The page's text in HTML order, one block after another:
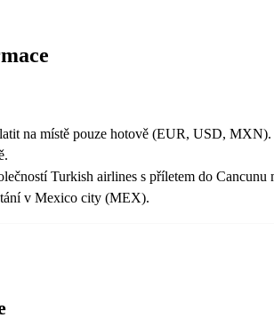
na místě pouze hotově (EUR, USD,
Turkish airlines s příletem do Cancunu
v Mexico city (MEX).